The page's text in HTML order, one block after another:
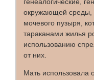
окружающей среды,
мочевого пузыря,
тараканами жилья
использованию
от них.
Мать использовала